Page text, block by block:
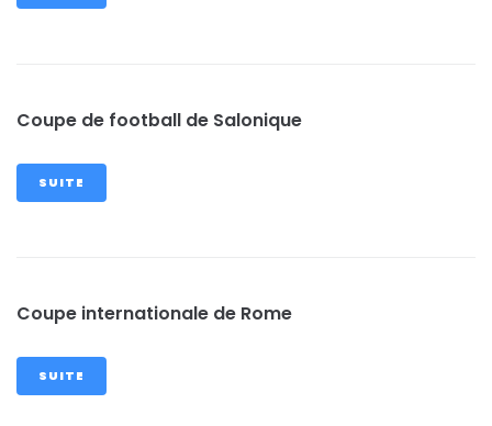
Coupe de football de Salonique
SUITE
Coupe internationale de Rome
SUITE